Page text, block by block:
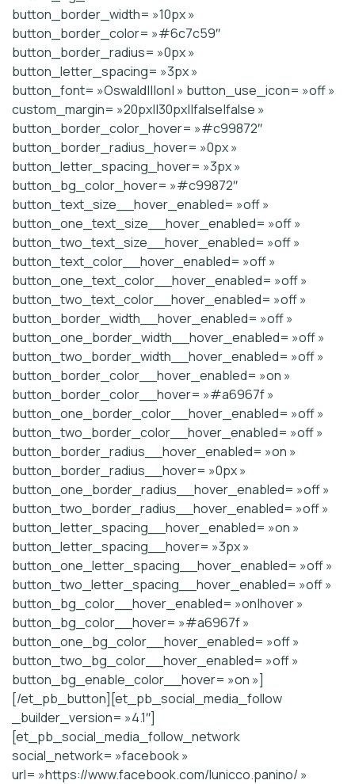
button_border_width= »10px »
button_border_color= »#6c7c59″
button_border_radius= »0px »
button_letter_spacing= »3px »
button_font= »Oswald|||on| » button_use_icon= »off »
custom_margin= »20px||30px||false|false »
button_border_color_hover= »#c99872″
button_border_radius_hover= »0px »
button_letter_spacing_hover= »3px »
button_bg_color_hover= »#c99872″
button_text_size__hover_enabled= »off »
button_one_text_size__hover_enabled= »off »
button_two_text_size__hover_enabled= »off »
button_text_color__hover_enabled= »off »
button_one_text_color__hover_enabled= »off »
button_two_text_color__hover_enabled= »off »
button_border_width__hover_enabled= »off »
button_one_border_width__hover_enabled= »off »
button_two_border_width__hover_enabled= »off »
button_border_color__hover_enabled= »on »
button_border_color__hover= »#a6967f »
button_one_border_color__hover_enabled= »off »
button_two_border_color__hover_enabled= »off »
button_border_radius__hover_enabled= »on »
button_border_radius__hover= »0px »
button_one_border_radius__hover_enabled= »off »
button_two_border_radius__hover_enabled= »off »
button_letter_spacing__hover_enabled= »on »
button_letter_spacing__hover= »3px »
button_one_letter_spacing__hover_enabled= »off »
button_two_letter_spacing__hover_enabled= »off »
button_bg_color__hover_enabled= »on|hover »
button_bg_color__hover= »#a6967f »
button_one_bg_color__hover_enabled= »off »
button_two_bg_color__hover_enabled= »off »
button_bg_enable_color__hover= »on »]
[/et_pb_button][et_pb_social_media_follow
_builder_version= »4.1″]
[et_pb_social_media_follow_network
social_network= »facebook »
url= »https://www.facebook.com/lunicco.panino/ »